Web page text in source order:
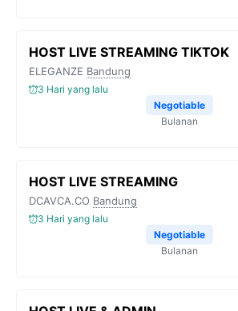
HOST LIVE STREAMING TIKTOK
ELEGANZE Bandung
3 Hari yang lalu
Negotiable
Bulanan
HOST LIVE STREAMING
DCAVCA.CO Bandung
3 Hari yang lalu
Negotiable
Bulanan